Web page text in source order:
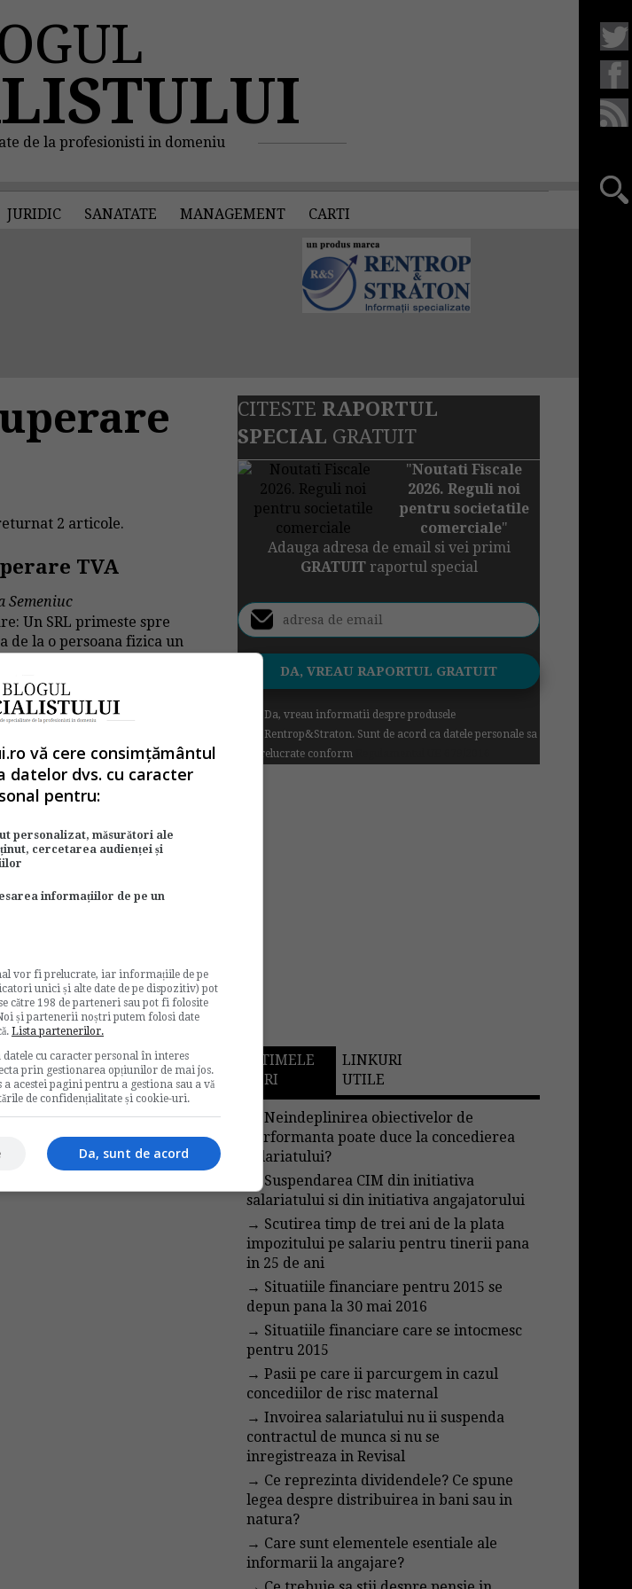
de la profesionisti in domeniu
JURIDIC SANATATE MANAGEMENT CARTI
2 articole.
TVA
Semeniuc
Un SRL primeste spre
de la o persoana fizica un
si fiscalitate
mai departe
CITESTE RAPORTUL
SPECIAL GRATUIT
"Noutati Fiscale
2026. Reguli noi
pentru societatile
comerciale"
Adauga adresa de email si vei primi
GRATUITraportul special
Da, vreau informatii despre produsele
Rentrop&Straton. Sunt de acord ca datele personale sa
fie prelucrate conform
ULTIMELE
STIRI
LINKURI
UTILE
→Neindeplinirea obiectivelor de
performanta poate duce la concedierea
salariatului?
Suspendarea CIM din initiativa
salariatului si din initiativa angajatorului
→ Scutirea timp de trei ani de la plata
impozitului pe salariu pentru tinerii pana
in 25 de ani
→ Situatiile financiare pentru 2015 se
depun pana la 30 mai 2016
→ Situatiile financiare care se intocmesc
pentru 2015
→Pasii pe care ii parcurgem in cazul
concediilor de risc maternal
→Invoirea salariatului nu ii suspenda
contractul de munca si nu se
inregistreaza in Revisal
→ Ce reprezinta dividendele? Ce spune
legea despre distribuirea in bani sau in
natura?
→ Care sunt elementele esentiale ale
informarii la angajare?
vă cere consimțământul
datelor dvs. cu caracter
pentru:
personalizat, măsurători ale
cercetarea audienței și
informațiilor de pe un
vor fi prelucrate, iar informațiile de pe
unici și alte date de pe dispozitiv) pot
către 198 de parteneri sau pot fi folosite
și partenerii noștri putem folosi date
Lista partenerilor.
cu caracter personal în interes
prin gestionarea opțiunilor de mai jos.
acestei pagini pentru a gestiona sau a vă
de confidențialitate și cookie-uri.
Da, sunt de acord